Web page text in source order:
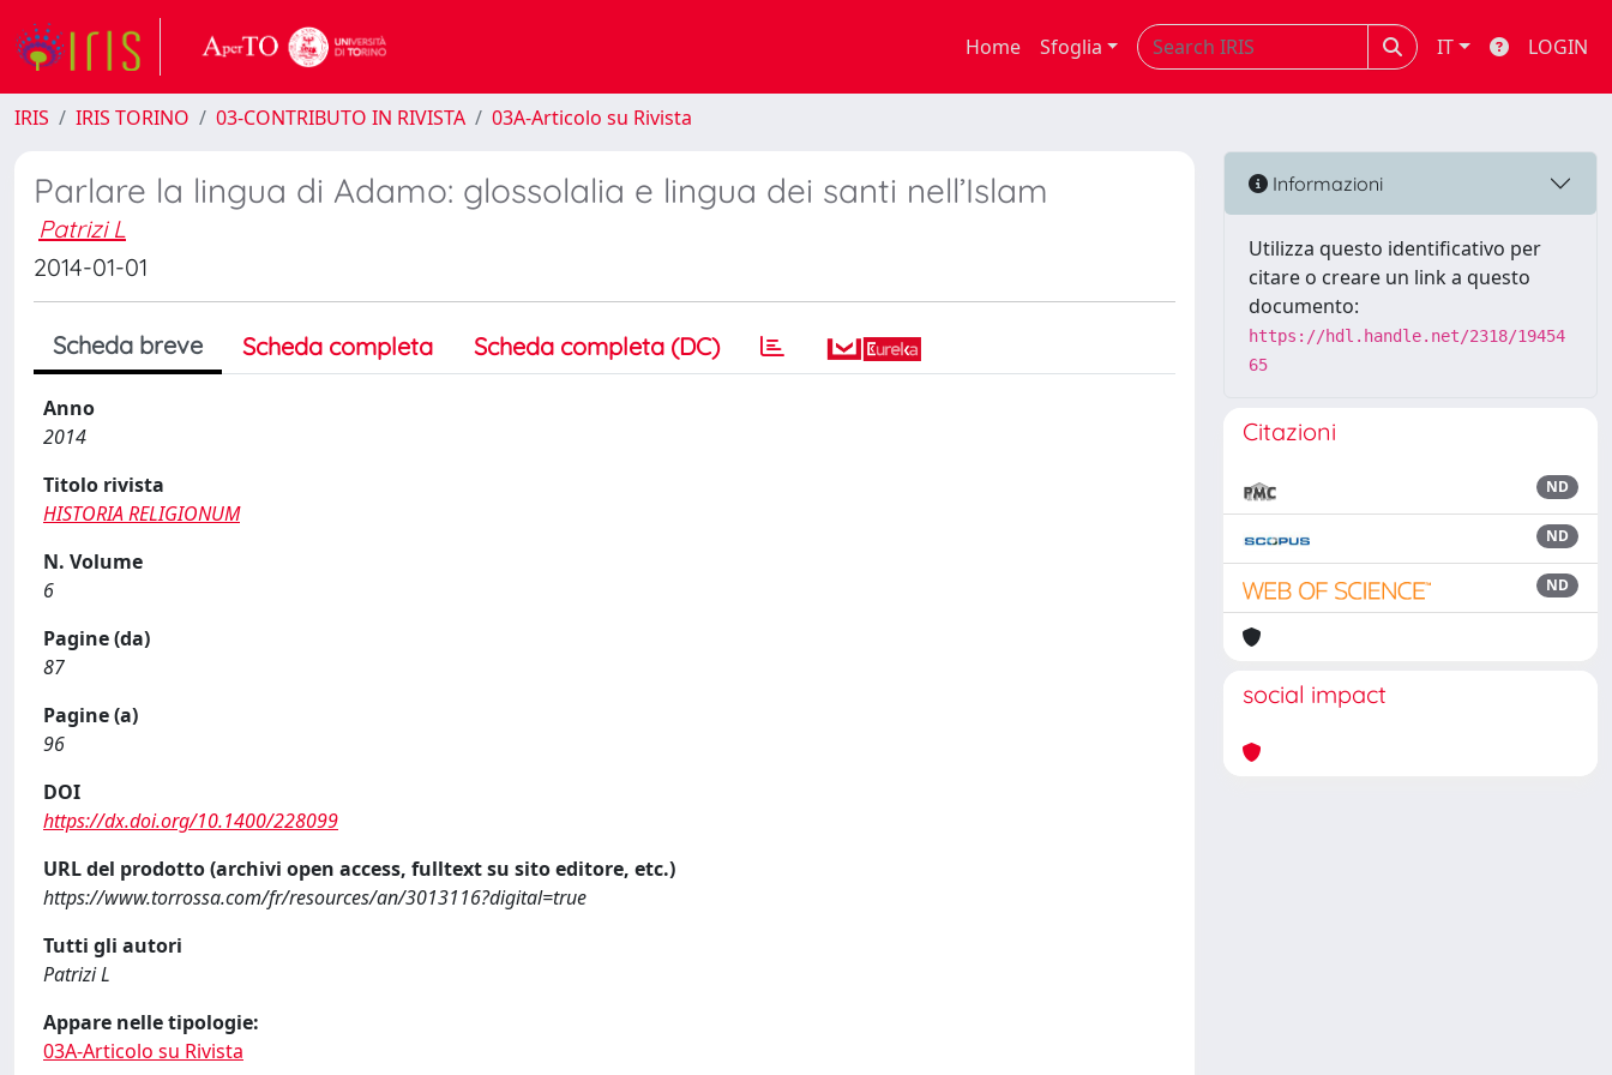
Home Sfoglia IT LOGIN
IRIS IRIS TORINO 03-CONTRIBUTO IN RIVISTA 03A-Articolo su Rivista
Parlare la lingua di Adamo: glossolalia e lingua dei santi nell’Islam
Patrizi L
2014-01-01
Scheda breve Scheda completa Scheda completa (DC)
Anno
2014
Titolo rivista
HISTORIA RELIGIONUM
N. Volume
6
Pagine (da)
87
Pagine (a)
96
DOI
https://dx.doi.org/10.1400/228099
URL del prodotto (archivi open access, fulltext su sito editore, etc.)
https://www.torrossa.com/fr/resources/an/3013116?digital=true
Tutti gli autori
Patrizi L
Appare nelle tipologie:
03A-Articolo su Rivista
Informazioni
Utilizza questo identificativo per
citare o creare un link a questo
documento:
https://hdl.handle.net/2318/19454
65
Citazioni
ND
ND
ND
social impact